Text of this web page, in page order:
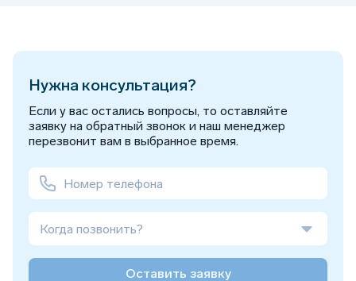
Нужна консультация?
Если у вас остались вопросы, то оставляйте
заявку на обратный звонок и наш менеджер
перезвонит вам в выбранное время.
Когда позвонить?
Оставить заявку